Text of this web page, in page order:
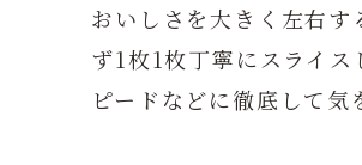
おいしさを大きく左右
ず1枚1枚丁寧にスライ
ピードなどに徹底して気